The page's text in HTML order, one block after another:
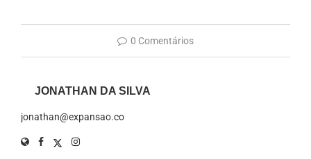
0 Comentários
JONATHAN DA SILVA
jonathan@expansao.co